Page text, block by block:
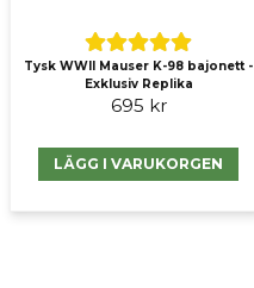
Tysk WWII Mauser K-98 bajonett -
Exklusiv Replika
695 kr
LÄGG I VARUKORGEN